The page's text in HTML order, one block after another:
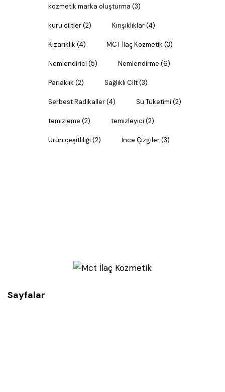
kozmetik marka oluşturma (3)
kuru ciltler(2) Kırışıklıklar(4)
Kızarıklık (4) MCT İlaç Kozmetik (3)
Nemlendirici (5) Nemlendirme (6)
Parlaklık (2) Sağlıklı Cilt(3)
Serbest Radikaller(4) Su Tüketimi (2)
temizleme (2) temizleyici (2)
Ürün çeşitliliği (2) İnce Çizgiler(3)
Sayfalar